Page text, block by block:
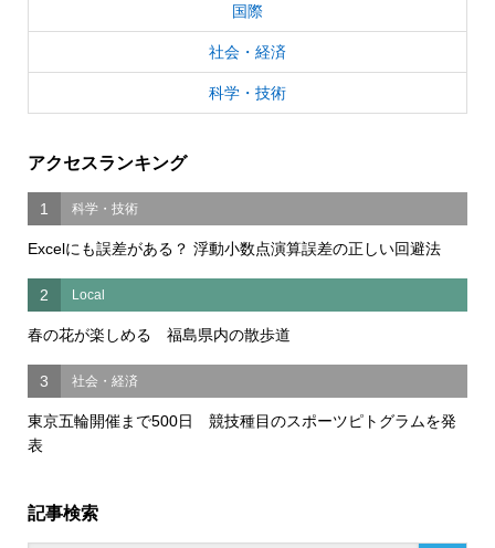
国際
社会・経済
科学・技術
アクセスランキング
1 科学・技術
Excelにも誤差がある？ 浮動小数点演算誤差の正しい回避法
2 Local
春の花が楽しめる 福島県内の散歩道
3 社会・経済
東京五輪開催まで500日 競技種目のスポーツピトグラムを発
表
記事検索